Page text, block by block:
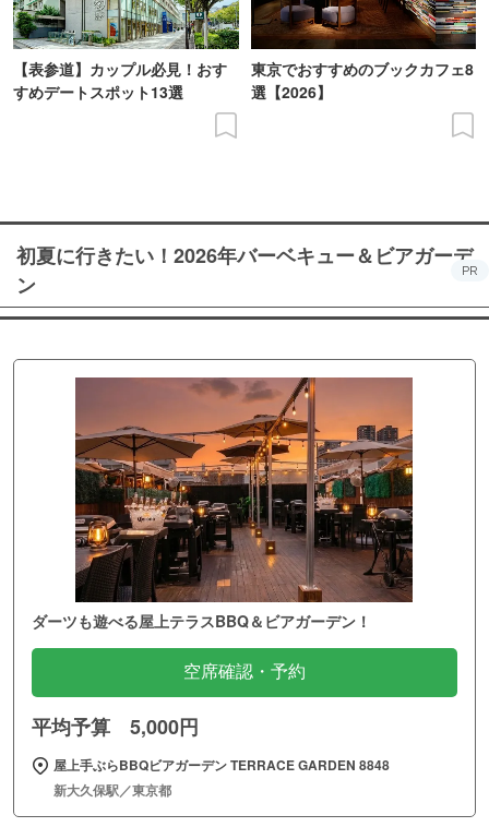
【表参道】カップル必見！おす
すめデートスポット13選
東京でおすすめのブックカフェ8
選【2026】
初夏に行きたい！2026年バーベキュー＆ビアガーデ
ン
PR
ダーツも遊べる屋上テラスBBQ＆ビアガーデン！
空席確認・予約
平均予算 5,000円
屋上手ぶらBBQビアガーデン TERRACE GARDEN 8848
新大久保駅／東京都